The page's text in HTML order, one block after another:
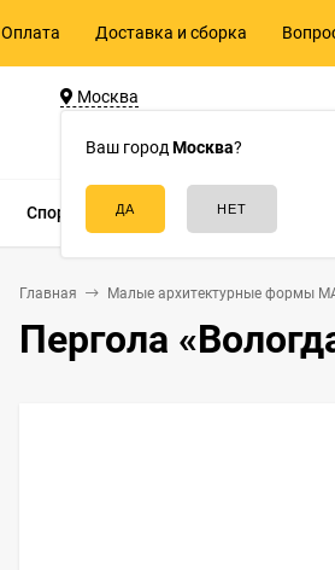
Оплата Доставка и сборка
Москва
Ваш город Москва?
д.55, стр.1
Спорттовары по видам спорта
Главная Малые архитектурные формы
Пергола